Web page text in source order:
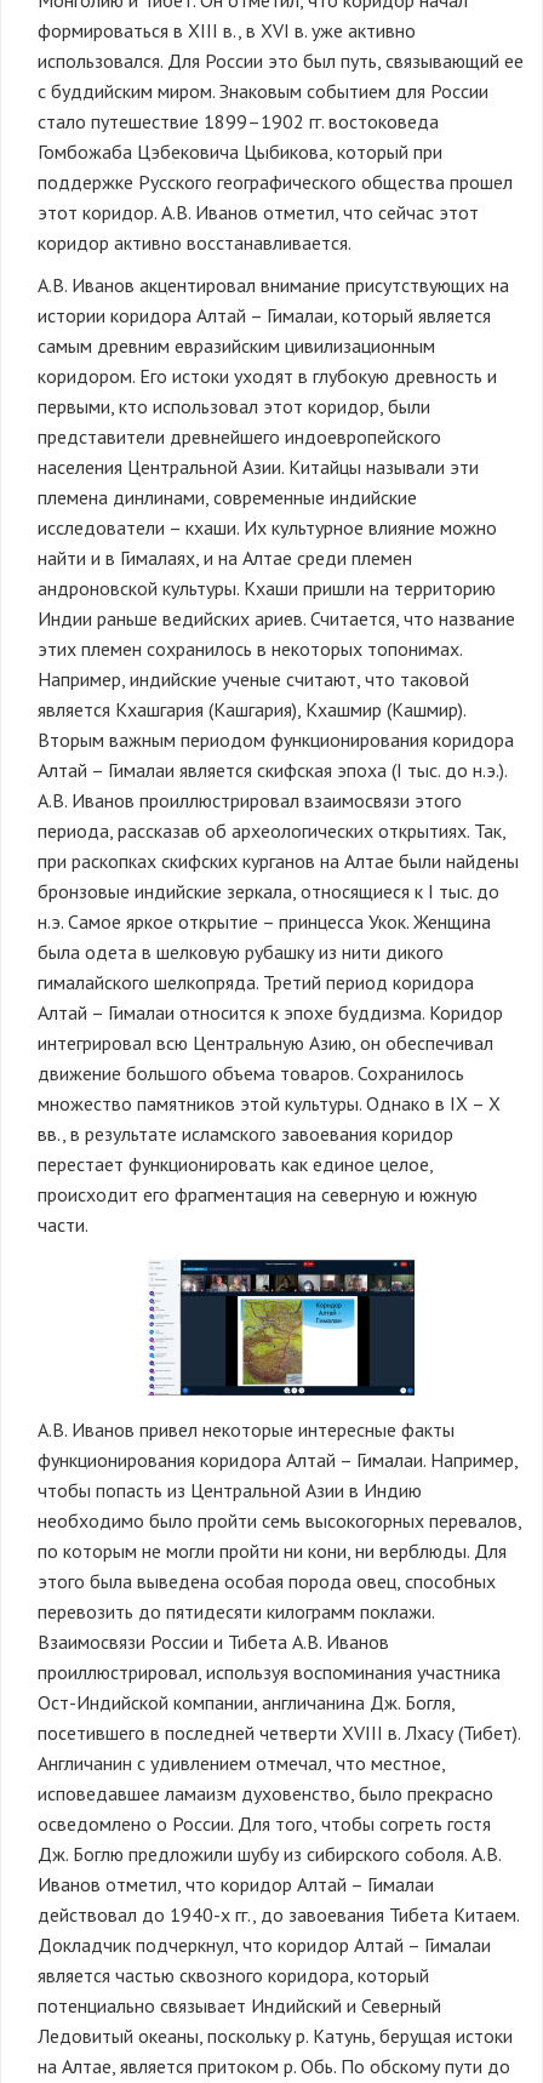
формироваться в XIII в., в XVI в. уже активно
использовался. Для России это был путь, связывающий ее
с буддийским миром. Знаковым событием для России
стало путешествие 1899–1902 гг. востоковеда
Гомбожаба Цэбековича Цыбикова, который при
поддержке Русского географического общества прошел
этот коридор. А.В. Иванов отметил, что сейчас этот
коридор активно восстанавливается.
А.В. Иванов акцентировал внимание присутствующих на
истории коридора Алтай – Гималаи, который является
самым древним евразийским цивилизационным
коридором. Его истоки уходят в глубокую древность и
первыми, кто использовал этот коридор, были
представители древнейшего индоевропейского
населения Центральной Азии. Китайцы называли эти
племена динлинами, современные индийские
исследователи – кхаши. Их культурное влияние можно
найти и в Гималаях, и на Алтае среди племен
андроновской культуры. Кхаши пришли на территорию
Индии раньше ведийских ариев. Считается, что название
этих племен сохранилось в некоторых топонимах.
Например, индийские ученые считают, что таковой
является Кхашгария (Кашгария), Кхашмир (Кашмир).
Вторым важным периодом функционирования коридора
Алтай – Гималаи является скифская эпоха (I тыс. до н.э.).
А.В. Иванов проиллюстрировал взаимосвязи этого
периода, рассказав об археологических открытиях. Так,
при раскопках скифских курганов на Алтае были найдены
бронзовые индийские зеркала, относящиеся к I тыс. до
н.э. Самое яркое открытие – принцесса Укок. Женщина
была одета в шелковую рубашку из нити дикого
гималайского шелкопряда. Третий период коридора
Алтай – Гималаи относится к эпохе буддизма. Коридор
интегрировал всю Центральную Азию, он обеспечивал
движение большого объема товаров. Сохранилось
множество памятников этой культуры. Однако в IX – X
вв., в результате исламского завоевания коридор
перестает функционировать как единое целое,
происходит его фрагментация на северную и южную
части.
А.В. Иванов привел некоторые интересные факты
функционирования коридора Алтай – Гималаи. Например,
чтобы попасть из Центральной Азии в Индию
необходимо было пройти семь высокогорных перевалов,
по которым не могли пройти ни кони, ни верблюды. Для
этого была выведена особая порода овец, способных
перевозить до пятидесяти килограмм поклажи.
Взаимосвязи России и Тибета А.В. Иванов
проиллюстрировал, используя воспоминания участника
Ост-Индийской компании, англичанина Дж. Богля,
посетившего в последней четверти XVIII в. Лхасу (Тибет).
Англичанин с удивлением отмечал, что местное,
исповедавшее ламаизм духовенство, было прекрасно
осведомлено о России. Для того, чтобы согреть гостя
Дж. Боглю предложили шубу из сибирского соболя. А.В.
Иванов отметил, что коридор Алтай – Гималаи
действовал до 1940-х гг., до завоевания Тибета Китаем.
Докладчик подчеркнул, что коридор Алтай – Гималаи
является частью сквозного коридора, который
потенциально связывает Индийский и Северный
Ледовитый океаны, поскольку р. Катунь, берущая истоки
на Алтае, является притоком р. Обь. По обскому пути до